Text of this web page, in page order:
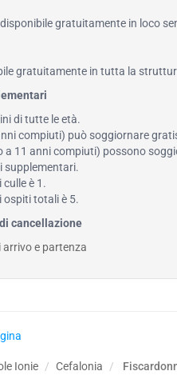
gratuitamente in loco
gratuitamente in tutta la
di tutte le età.
compiuti) può soggiornare
a 11 anni compiuti) possono
supplementari.
è 1.
ospiti totali è 5.
cancellazione
arrivo e partenza
Ionie Cefalonia